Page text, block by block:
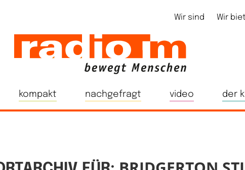
Wir sind Wir
kompakt nachgefragt video der